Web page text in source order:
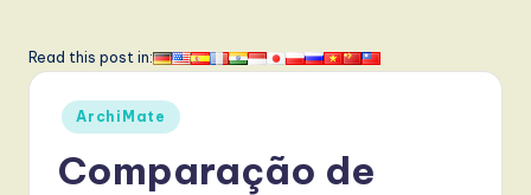
P
Read this post in:
Posted
in
ArchiMate
Comparação de